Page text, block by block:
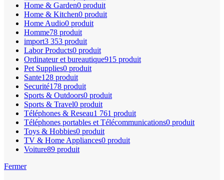
Home & Garden0 produit
Home & Kitchen0 produit
Home Audio0 produit
Homme78 produit
import3 353 produit
Labor Products0 produit
Ordinateur et bureautique915 produit
Pet Supplies0 produit
Sante128 produit
Securité178 produit
Sports & Outdoors0 produit
Sports & Travel0 produit
Téléphones & Reseau1 761 produit
Téléphones portables et Télécommunications0 produit
Toys & Hobbies0 produit
TV & Home Appliances0 produit
Voiture89 produit
Fermer